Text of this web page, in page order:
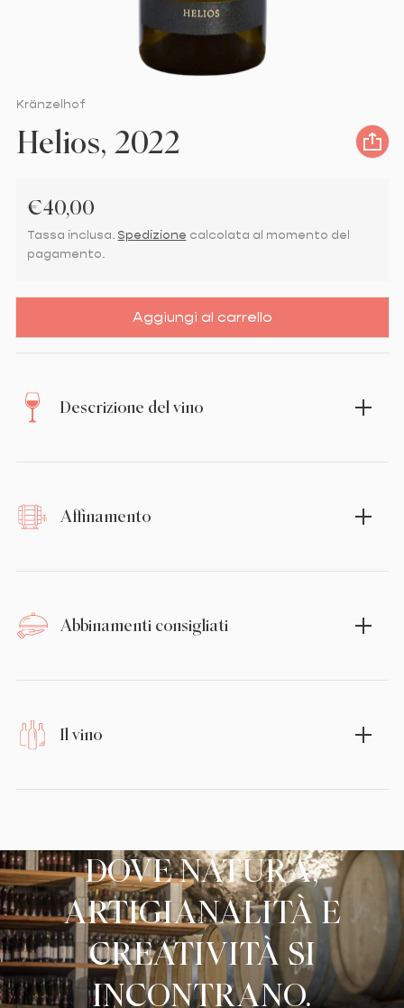
Venditore:
Kränzelhof
Helios, 2022
Prezzo regolare
€40,00
Tassa inclusa. Spedizione calcolata al momento del
pagamento.
Aggiungi al carrello
Descrizione del vino
Affinamento
Abbinamenti consigliati
Il vino
DOVE NATURA,
ARTIGIANALITÀ E
CREATIVITÀ SI
INCONTRANO.